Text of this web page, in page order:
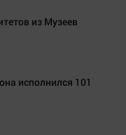
из Музеев
исполнился 101